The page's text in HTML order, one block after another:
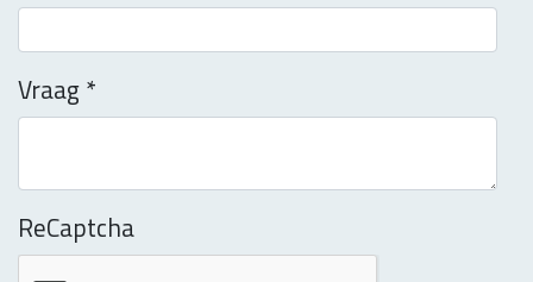
Vraag*
ReCaptcha